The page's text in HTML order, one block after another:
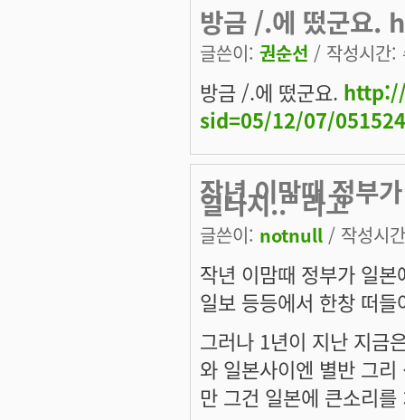
방금 /.에 떴군
글쓴이: 권순선 / 작성시간
방금 /.에 떴군요.
sid=05/12/07/
작년 이맘때 정부
일나지..' 라고
글쓴이: notnull / 작성시
작년 이맘때 정부가 일
일보 등등에서 한창 떠
그러나 1년이 지난 지금
와 일본사이엔 별반 그
만 그건 일본에 큰소리